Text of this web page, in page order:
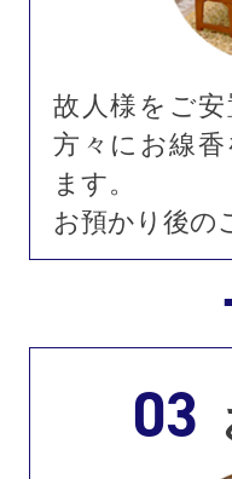
故人様をご
方々にお線
ます。
お預かり後の
03